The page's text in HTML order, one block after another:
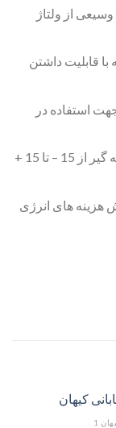
از ولتاژ
قابلیت داشتن
استفاده در
دارای لوله گیر مدرج، امکان تغییر زاویه لوله گیر از 15 – تا 15 +
هزینه های انرژی
1